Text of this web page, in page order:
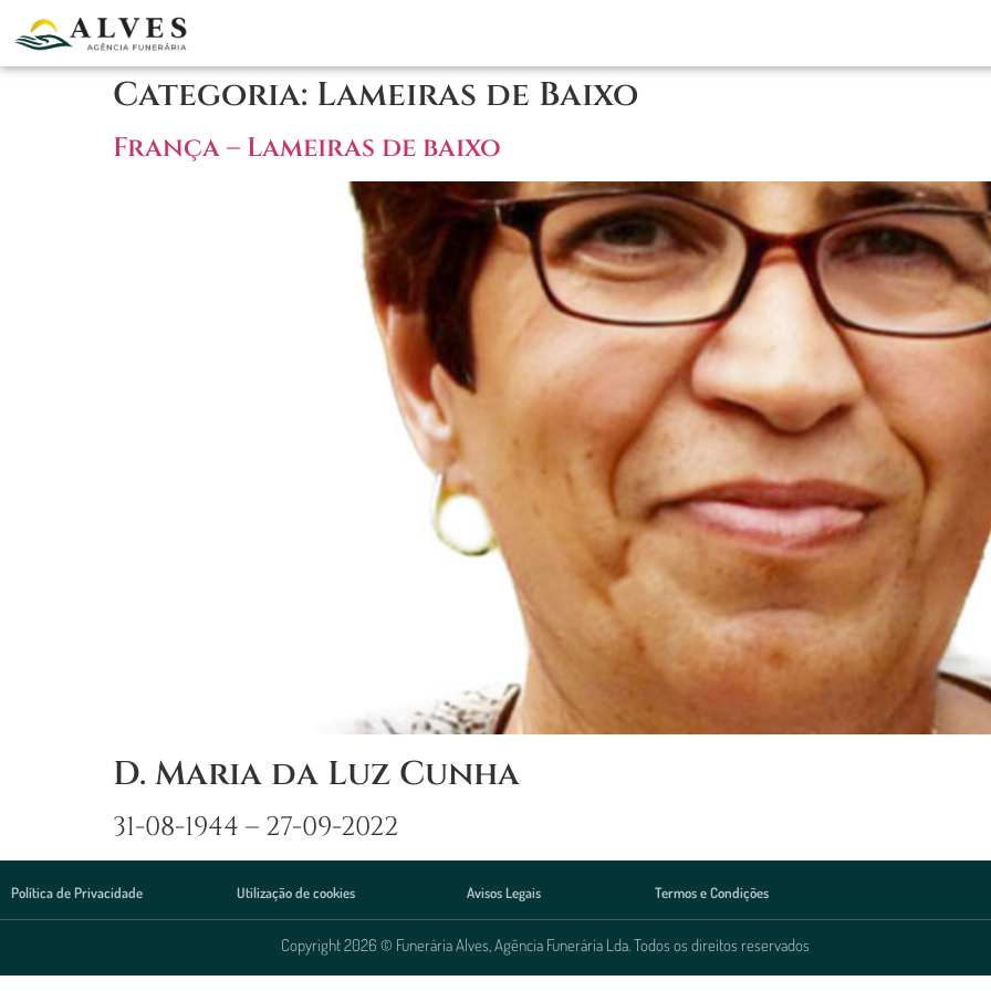
Categoria: Lameiras de Baixo
França – Lameiras de baixo
D. Maria da Luz Cunha
31-08-1944 – 27-09-2022
Política de Privacidade Utilização de cookies Avisos Legais Termos e Condições
Copyright 2026 © Funerária Alves, Agência Funerária Lda. Todos os direitos reservados